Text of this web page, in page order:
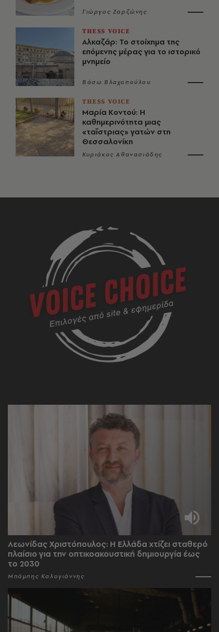
Γιώργος Ζαρζώνης
THESS VOICE
Αλκαζάρ: Το στοίχημα της
επόμενης μέρας για το ιστορικό
μνημείο
Βάσω Βλαχοπούλου
THESS VOICE
Μαρία Κοντού: Η
καθημερινότητα μιας
«ταΐστριας» γατών στη
Θεσσαλονίκη
Κυριάκος Αθανασιάδης
Λεωνίδας Χριστόπουλος: Η Ελλάδα χτίζει σταθερό
πλαίσιο για την οπτικοακουστική δημιουργία έως
το 2030
Μπάμπης Καλογιάννης